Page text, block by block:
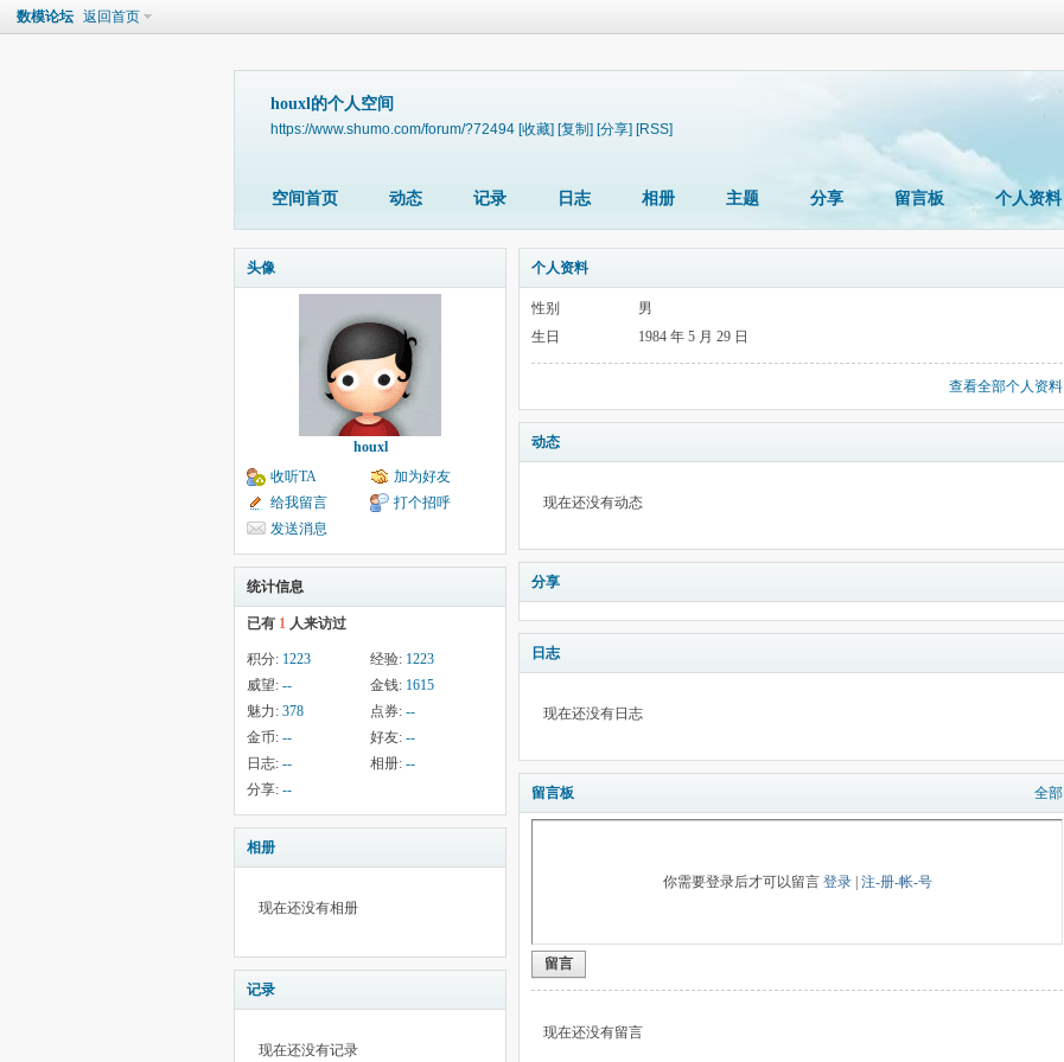
数模论坛 返回首页
houxl的个人空间
https://www.shumo.com/forum/?72494 [收藏] [复制] [分享] [RSS]
空间首页 动态 记录 日志 相册 主题 分享 留言板 个人资料
头像
houxl
收听TA
加为好友
给我留言
打个招呼
发送消息
统计信息
已有 1 人来访过
积分: 1223 经验: 1223
威望: -- 金钱: 1615
魅力: 378 点券: --
金币: -- 好友: --
日志: -- 相册: --
分享: --
相册
现在还没有相册
记录
现在还没有记录
个人资料
性别
男
生日
1984 年 5 月 29 日
查看全部个人资料
动态
现在还没有动态
分享
日志
现在还没有日志
留言板 全部
你需要登录后才可以留言 登录| 注-册-帐-号
留言
现在还没有留言